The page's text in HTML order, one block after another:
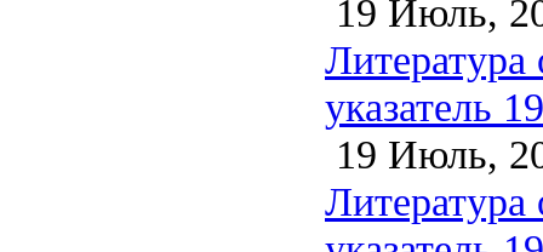
19 Июль,
Литература
указатель
19 Июль,
Литература